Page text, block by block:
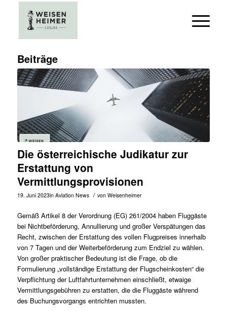
Beiträge
Die österreichische Judikatur zur
Erstattung von
Vermittlungsprovisionen
19. Juni 2023in Aviation News / von Weisenheimer
Gemäß Artikel 8 derVerordnung (EG) 261/2004haben Fluggäste
bei Nichtbeförderung, Annullierung und großer Verspätungen das
Recht, zwischen der Erstattung des vollen Flugpreises innerhalb
von 7 Tagen und der Weiterbeförderung zum Endziel zu wählen.
Von großer praktischer Bedeutung ist die Frage, ob die
Formulierung „vollständige Erstattung der Flugscheinkosten“ die
Verpflichtung der Luftfahrtunternehmen einschließt, etwaige
Vermittlungsgebühren zu erstatten, die die Fluggäste während
des Buchungsvorgangs entrichten mussten.